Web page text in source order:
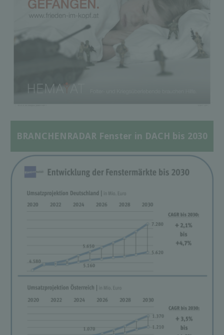
BRANCHENRADAR Fenster in DACH bis 2030